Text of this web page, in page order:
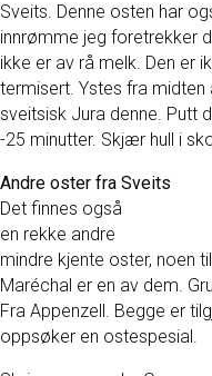
Sveits. Denne osten har
innrømme jeg foretrekker
ikke er av rå melk. Den er
termisert. Ystes fra midten
sveitsisk Jura denne. Putt
-25 minutter. Skjær hull i
Andre oster fra Sveits
Det finnes også
en rekke andre
mindre kjente oster, noen
Maréchal er en av dem.
Fra Appenzell. Begge er
oppsøker en ostespesial.